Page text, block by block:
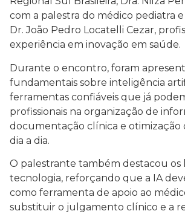
com a palestra do médico pediatra
Dr. João Pedro Locatelli Cezar,
experiência em inovação em saúde.
Durante o encontro, foram
fundamentais sobre inteligência
ferramentas confiáveis que já
profissionais na organização de
documentação clínica e otimização
dia a dia.
O palestrante também destacou os
tecnologia, reforçando que a IA
como ferramenta de apoio ao
substituir o julgamento clínico e a